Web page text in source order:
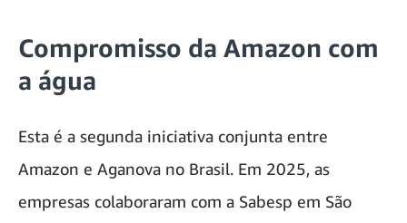
Compromisso da Amazon com
a água
Esta é a segunda iniciativa conjunta entre
Amazon e Aganova no Brasil. Em 2025, as
empresas colaboraram com a Sabesp em São